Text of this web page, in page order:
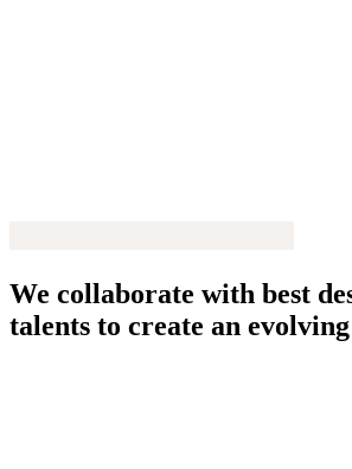
We collaborate with best
talents to create an